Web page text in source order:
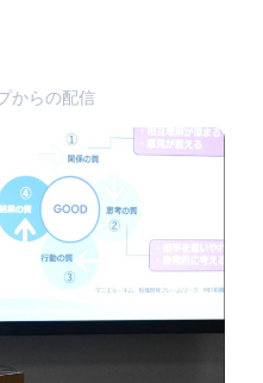
からの配信